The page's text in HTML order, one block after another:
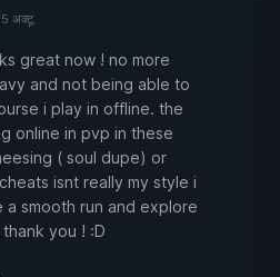
अक्टू.
great now ! no more
and not being able to
i play in offline. the
online in pvp in these
( soul dupe) or
isnt really my style i
a smooth run and explore
you ! :D